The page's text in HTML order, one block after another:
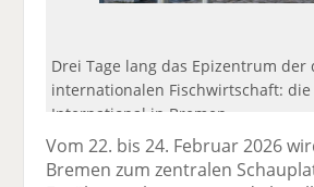
Drei Tage lang das Epizentrum der
internationalen Fischwirtschaft: die
International in Bremen.
Vom 22. bis 24. Februar 2026
Bremen zum zentralen